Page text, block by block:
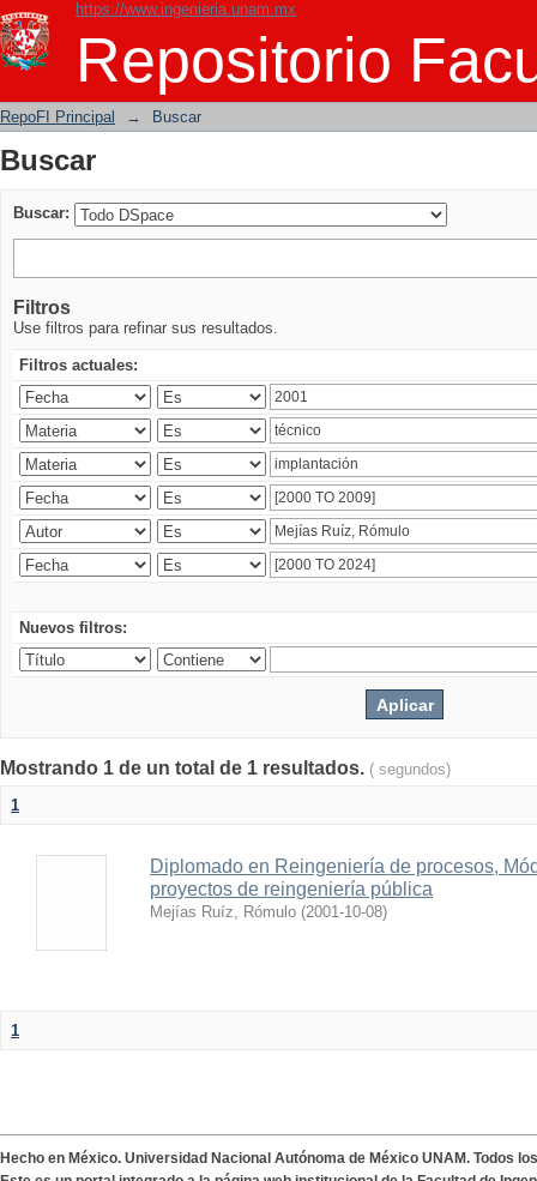
https://www.ingenieria.unam.mx
Repositorio
Buscar
RepoFI Principal → Buscar
Buscar
Buscar:
Filtros
Use filtros para refinar sus resultados.
Filtros actuales:
Nuevos filtros:
Mostrando 1 de un total de 1 resultados. ( segundos)
1
Diplomado en Reingeniería de procesos,
proyectos de reingeniería pública
Mejías Ruíz, Rómulo (2001-10-08)
1
Hecho en México. Universidad Nacional Autónoma de México UNAM. Todos